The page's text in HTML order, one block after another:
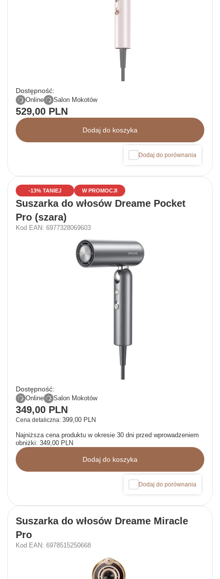
Dostępność:
Online Salon Mokotów
529,00 PLN
Dodaj do koszyka
Dodaj do porównania
W PROMOCJI
-13% TANIEJ
Suszarka do włosów Dreame Pocket
Pro (szara)
Kod EAN: 6977328069603
Dostępność:
Online Salon Mokotów
Cena detaliczna: 399,00 PLN
349,00 PLN
Najniższa cena produktu w okresie 30 dni przed wprowadzeniem
obniżki: 349,00 PLN
Dodaj do koszyka
Dodaj do porównania
Suszarka do włosów Dreame Miracle
Pro
Kod EAN: 6978515250668